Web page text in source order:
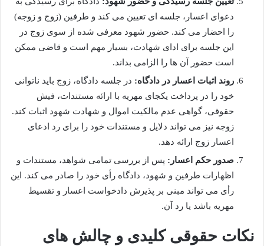
دعوای اعسار، جلسه ای تعیین می کند و طرفین (زوج و زوجه)
را احضار می کند. حضور شهود معرفی شده از سوی زوج در
این جلسه برای ادای شهادت، بسیار مهم است و قاضی ممکن
است حضور آن ها را الزامی بداند.
روند اثبات اعسار در دادگاه: در جلسه دادگاه، زوج باید ناتوانی
خود را در پرداخت یکجای مهریه با ارائه مستندات، فیش
حقوقی، گواهی عدم مالکیت اموال و شهادت شهود اثبات کند.
زوجه نیز می تواند دلایل و مستندات خود را برای رد ادعای
اعسار زوج ارائه دهد.
صدور حکم اعسار: پس از بررسی تمامی شواهد، مستندات و
اظهارات طرفین و شهود، دادگاه رأی خود را صادر می کند. این
رأی می تواند مبنی بر پذیرش دادخواست اعسار و تقسیط
مهریه باشد یا رد آن.
نکات حقوقی کلیدی و چالش های